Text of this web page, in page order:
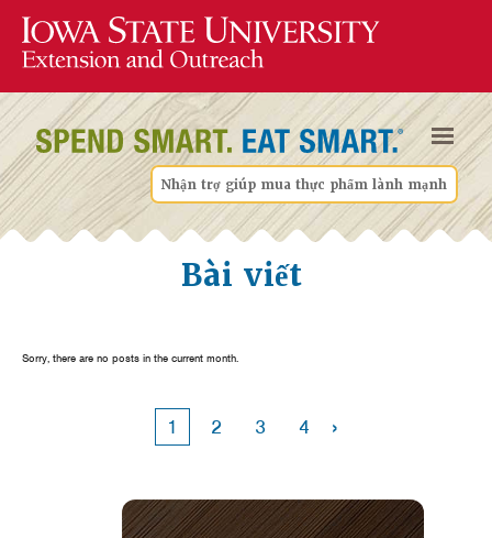
Nhận trợ giúp mua thực phẩm lành mạnh
Bài viết
Sorry, there are no posts in the current month.
1 2 3 4 ›